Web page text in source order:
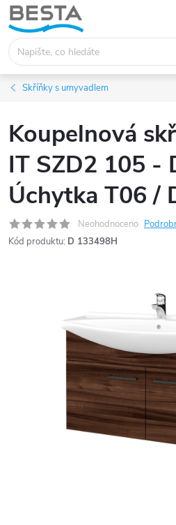
Přejít
na
obsah
Skříňky s umyvadlem
Koupelnová
IT SZD2 105 -
Úchytka T06 /
Neohodnoceno
Kód produktu: D 133498H